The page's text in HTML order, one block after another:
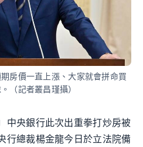
房價一直上漲、大家就會拼命買
（記者叢昌瑾攝）
中央銀行此次出重拳打炒房被
行總裁楊金龍今日於立法院備